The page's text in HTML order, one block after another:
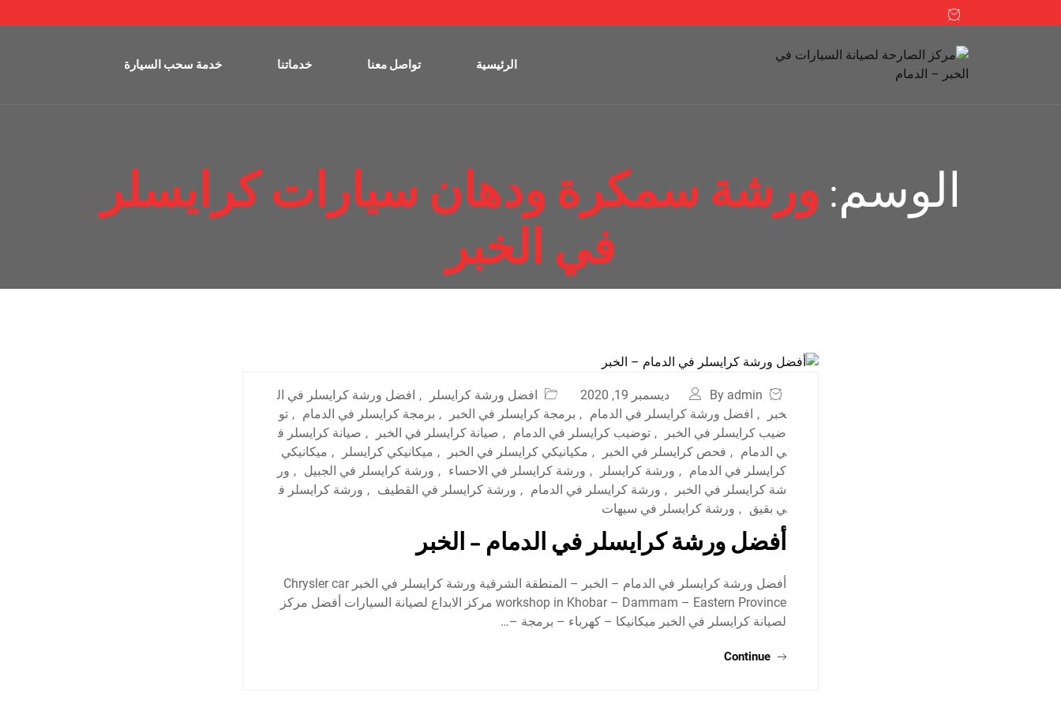
الرئيسية تواصل معنا خدماتنا خدمة سحب السيارة
الوسم: ورشة سمكرة ودهان سيارات كرايسلر
في الخبر
By admin ديسمبر 19, 2020 افضل ورشة كرايسلر , افضل ورشة كرايسلر في ال
خبر
, افضل ورشة كرايسلر في الدمام , برمجة كرايسلر في الخبر , برمجة كرايسلر في الدمام , تو
ضيب كرايسلر في الخبر
, توضيب كرايسلر في الدمام , صيانة كرايسلر في الخبر , صيانة كرايسلر ف
ي الدمام , فحص كرايسلر في الخبر , مكيانيكي كرايسلر في الخبر , ميكانيكي كرايسلر , ميكانيكي
كرايسلر في الدمام , ورشة كرايسلر , ورشة كرايسلر في الاحساء , ورشة كرايسلر في الجبيل , ور
شة كرايسلر في الخبر
, ورشة كرايسلر في الدمام , ورشة كرايسلر في القطيف , ورشة كرايسلر ف
ي بقيق , ورشة كرايسلر في سيهات
أفضل ورشة كرايسلر في الدمام – الخبر
أفضل ورشة كرايسلر في الدمام – الخبر – المنطقة الشرقية ورشة كرايسلر في الخبر Chrysler car
workshop in Khobar – Dammam – Eastern Province مركز الابداع لصيانة السيارات أفضل مركز
لصيانة كرايسلر في الخبر ميكانيكا – كهرباء – برمجة –…
Continue